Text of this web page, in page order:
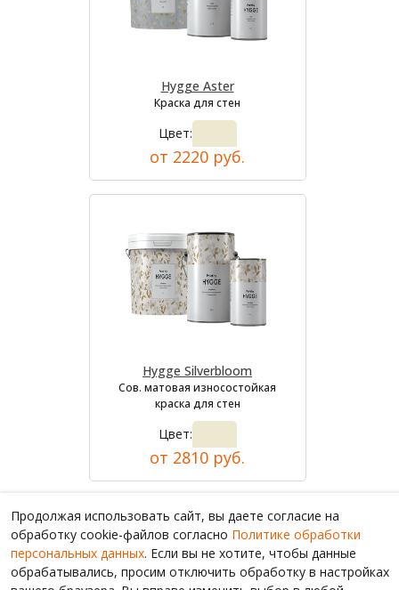
Hygge Aster
Краска для стен
Цвет:
от 2220 руб.
Hygge Silverbloom
Сов. матовая износостойкая
краска для стен
Цвет:
от 2810 руб.
Продолжая использовать сайт, вы даете согласие на
обработку cookie-файлов согласно Политике обработки
персональных данных. Если вы не хотите, чтобы данные
обрабатывались, просим отключить обработку в настройках